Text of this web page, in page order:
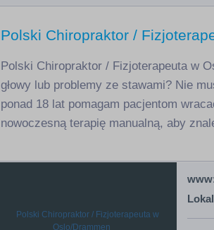
Polski Chiropraktor /
Polski Chiropraktor / Fizjoterapeuta w
głowy lub problemy ze stawami? Nie
ponad 18 lat pomagam pacjentom
nowoczesną terapię manualną, aby